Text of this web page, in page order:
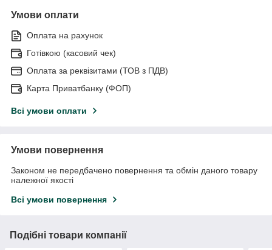
Умови оплати
Оплата на рахунок
Готівкою (касовий чек)
Оплата за реквізитами (ТОВ з ПДВ)
Карта Приватбанку (ФОП)
Всі умови оплати
Умови повернення
Законом не передбачено повернення та обмін даного товару
належної якості
Всі умови повернення
Подібні товари компанії